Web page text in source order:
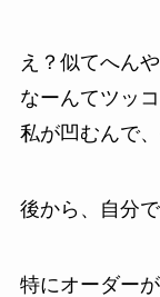
え？似てへん
なーんてツッコ
私が凹むんで
後から、自分
特にオーダー